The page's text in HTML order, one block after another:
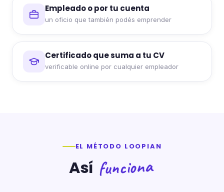
Empleado o por tu cuenta
un oficio que también podés emprender
Certificado que suma a tu CV
verificable online por cualquier empleador
EL MÉTODO LOOPIAN
Así funciona